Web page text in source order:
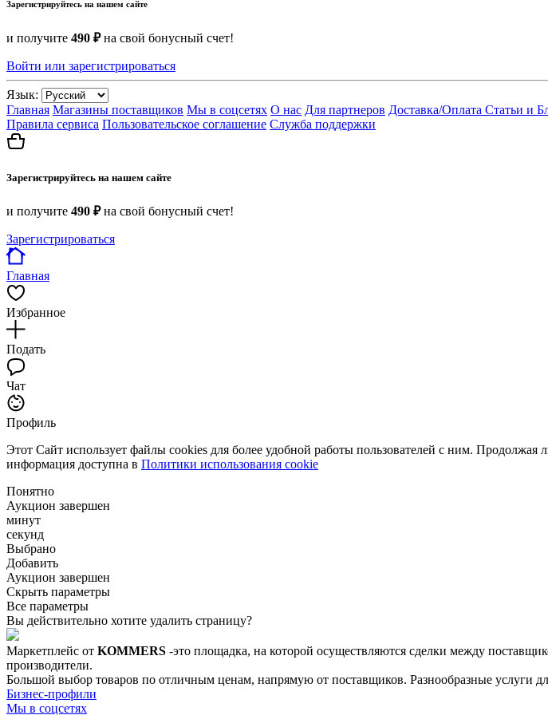
Зарегистрируйтесь на нашем сайте
и получите 490 ₽на свой бонусный счет!
Войти или зарегистрироваться
Язык:
Главная Магазины поставщиков Мы в соцсетях О нас Для партнеров Доставка/Оплата Статьи и
Правила сервиса Пользовательское соглашение Служба поддержки
Зарегистрируйтесь на нашем сайте
и получите 490 ₽на свой бонусный счет!
Зарегистрироваться
Главная
Избранное
Подать
Чат
Профиль
Этот Сайт использует файлы cookies для более удобной работы пользователей с ним.
информация доступна в Политики использования cookie
Понятно
Аукцион завершен
минут
секунд
Выбрано
Добавить
Аукцион завершен
Скрыть параметры
Все параметры
Вы действительно хотите удалить страницу?
Маркетплейс от KOMMERS -это площадка, на которой осуществляются сделки между
производители.
Большой выбор товаров по отличным ценам, напрямую от поставщиков. Разнообразные услуги
Бизнес-профили
Мы в соцсетях